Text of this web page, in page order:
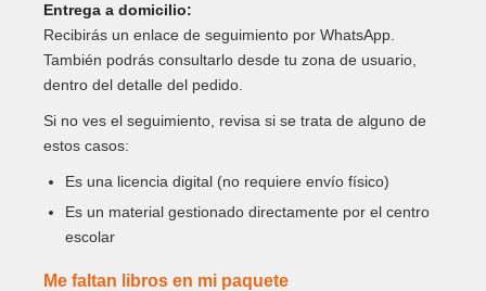
Entrega a domicilio:
Recibirás un enlace de seguimiento por WhatsApp.
También podrás consultarlo desde tu zona de usuario,
dentro del detalle del pedido.
Si no ves el seguimiento, revisa si se trata de alguno de
estos casos:
Es una licencia digital (no requiere envío físico)
Es un material gestionado directamente por el centro
escolar
Me faltan libros en mi paquete